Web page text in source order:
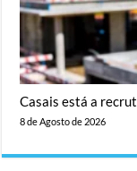
Casais está a
8 de Agosto de 2026